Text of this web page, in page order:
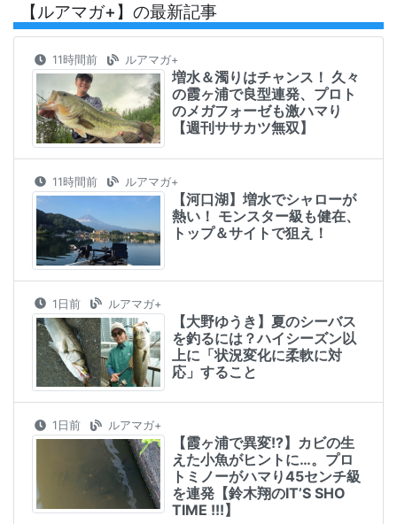
【ルアマガ+】の最新記事
11時間前 ルアマガ+
増水＆濁りはチャンス！ 久々
の霞ヶ浦で良型連発、プロト
のメガフォーゼも激ハマり
【週刊ササカツ無双】
11時間前 ルアマガ+
【河口湖】増水でシャローが
熱い！ モンスター級も健在、
トップ＆サイトで狙え！
1日前 ルアマガ+
【大野ゆうき】夏のシーバス
を釣るには？ハイシーズン以
上に「状況変化に柔軟に対
応」すること
1日前 ルアマガ+
【霞ヶ浦で異変!?】カビの生
えた小魚がヒントに…。プロ
トミノーがハマり45センチ級
を連発【鈴木翔のIT’S SHO
TIME !!!】